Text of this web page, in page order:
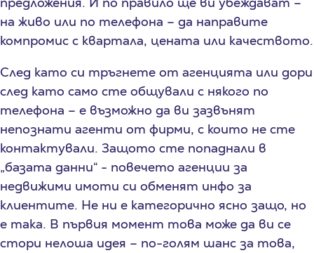
на живо или по телефона – да направите
компромис с квартала, цената или качеството.
След като си тръгнете от агенцията или дори
след като само сте общували с някого по
телефона – е възможно да ви зазвънят
непознати агенти от фирми, с които не сте
контактували. Защото сте попаднали в
„базата данни“ - повечето агенции за
недвижими имоти си обменят инфо за
клиентите. Не ни е категорично ясно защо, но
е така. В първия момент това може да ви се
стори нелоша идея – по-голям шанс за това,